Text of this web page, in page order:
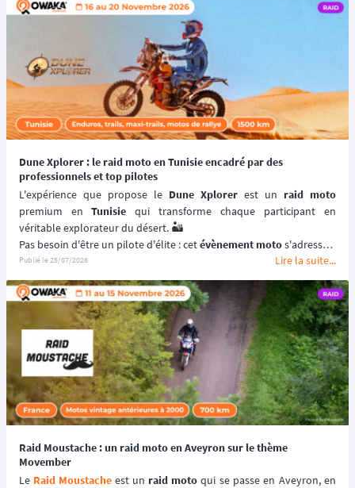
Dune Xplorer : le raid moto en Tunisie encadré par des
professionnels et top pilotes
L'expérience que propose le Dune Xplorer est un raid moto
premium en Tunisie qui transforme chaque participant en
véritable explorateur du désert. 🏜️
Pas besoin d'être un pilote d'élite : cet évènement moto s'adresse à
tous ceux qui ont une base de pilotage et l'envie de progresser,
encadrés par des ambassadeurs qui maîtrisent parfaitement leur
sujet.
Entre navigation au roadbook, traversée du désert en moto, une
nuit en bivouac au pied des dunes et rencontres avec les
communautés locales, le Dune Xplorer
ne se contente pas d'être
un raid : c'est une parenthèse hors du temps qui rassemble des
passionnés moto venus d'horizons différents. 💫
📆 Prochaines dates : du 16 au 20 Novembre 2026.
Publié le25/07/2026 Lire la suite...
Raid Moustache : un raid moto en Aveyron sur le thème
Movember
Le Raid Moustache est un raid moto qui se passe en Aveyron, en